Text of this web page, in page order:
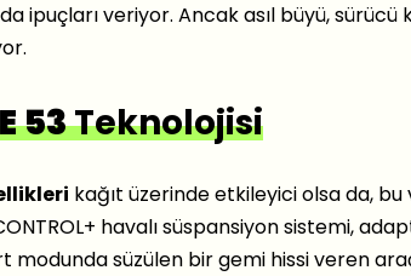
ipuçları veriyor. Ancak asıl büyü,
53Teknolojisi
kağıt üzerinde etkileyici olsa da, bu
havalı süspansiyon sistemi,
modunda süzülen bir gemi hissi veren